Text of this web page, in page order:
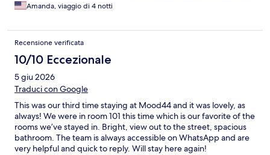
Amanda, viaggio di 4 notti
Recensione verificata
10/10 Eccezionale
5 giu 2026
Traduci con Google
This was our third time staying at Mood44 and it was lovely, as
always! We were in room 101 this time which is our favorite of the
rooms we’ve stayed in. Bright, view out to the street, spacious
bathroom. The team is always accessible on WhatsApp and are
very helpful and quick to reply. Will stay here again!